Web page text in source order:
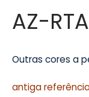
AZ-
Outras cores a
antiga